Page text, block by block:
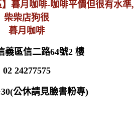
暮月咖啡
義區信二路64號2 樓
02 24277575
公休請見臉書粉專)